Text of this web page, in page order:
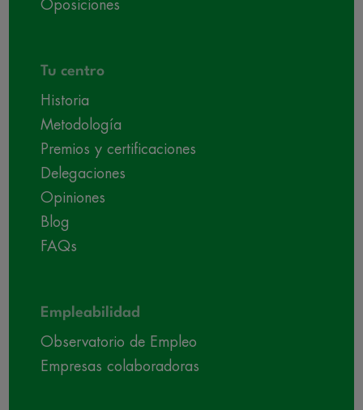
Oposiciones
Tu centro
Historia
Metodología
Premios y certificaciones
Delegaciones
Opiniones
Blog
FAQs
Empleabilidad
Observatorio de Empleo
Empresas colaboradoras